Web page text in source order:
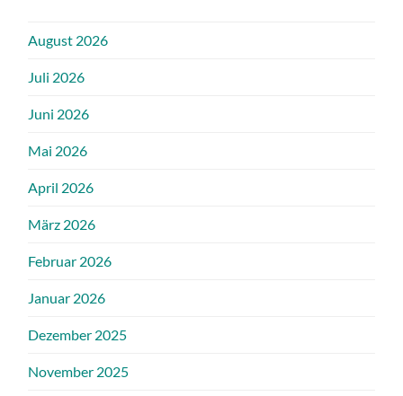
August 2026
Juli 2026
Juni 2026
Mai 2026
April 2026
März 2026
Februar 2026
Januar 2026
Dezember 2025
November 2025